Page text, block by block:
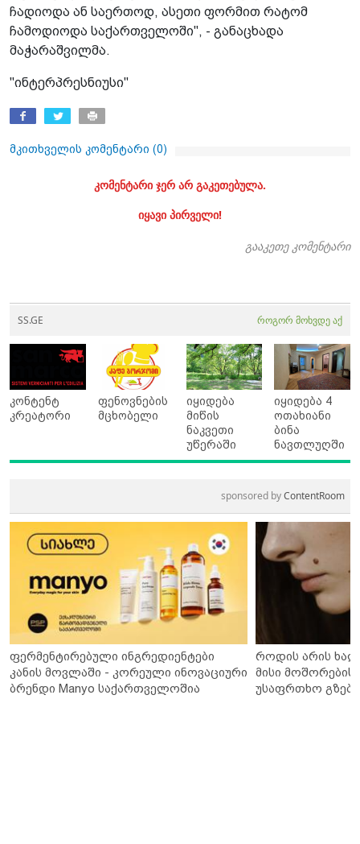
ჩადიოდა ან საერთოდ, ასეთი ფორმით რატომ
ჩამოდიოდა საქართველოში", - განაცხადა
მაჭარაშვილმა.
"ინტერპრესნიუსი"
მკითხველის კომენტარი (0)
კომენტარი ჯერ არ გაკეთებულა.
იყავი პირველი!
გააკეთე კომენტარი
SS.GE როგორ მოხვდე აქ
კონტენტ
კრეატორი
ფენოვნების
მცხობელი
იყიდება
მიწის
ნაკვეთი
უწერაში
იყიდება 4
ოთახიანი
ბინა
ნავთლუღში
sponsored byContentRoom
ფერმენტირებული ინგრედიენტები
კანის მოვლაში - კორეული ინოვაციური
ბრენდი Manyo საქართველოშია
როდის არის
მისი მოშორების
უსაფრთხო გზები